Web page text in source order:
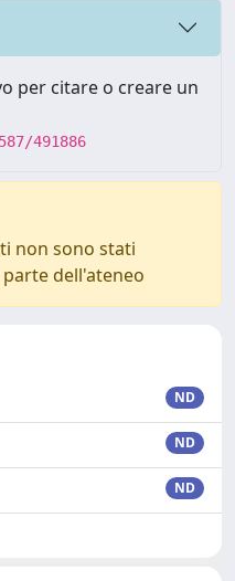
per citare o creare un
491886
non sono stati
dell'ateneo
ND
ND
ND